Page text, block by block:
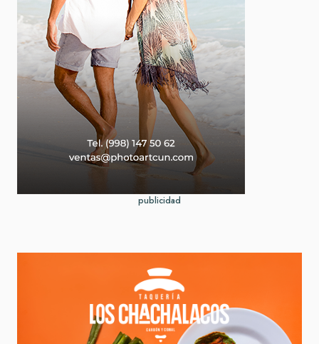
publicidad